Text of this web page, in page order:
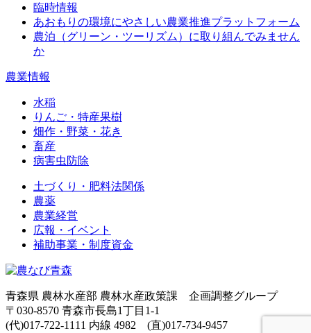
臨時情報
あおもりの環境にやさしい農業推進プラットフォーム
農泊（グリーン・ツーリズム）に取り組んでみません
か
農業情報
水稲
りんご・特産果樹
畑作・野菜・花き
畜産
病害虫防除
土づくり・肥料法関係
農薬
農業経営
広報・イベント
補助事業・制度資金
青森県 農林水産部 農林水産政策課 企画調整グループ
〒030-8570 青森市長島1丁目1-1
(代)017-722-1111 内線 4982 (直)017-734-9457